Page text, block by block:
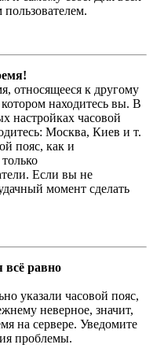
относящееся к другому
находитесь вы. В
настройках часовой
Москва, Киев и т.
пояс, как и
Если вы не
момент сделать
всё равно
указали часовой пояс,
неверное, значит,
на сервере. Уведомите
проблемы.